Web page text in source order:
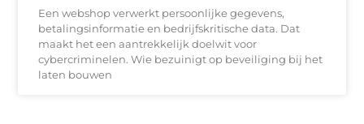
Een webshop verwerkt persoonlijke gegevens,
betalingsinformatie en bedrijfskritische data. Dat
maakt het een aantrekkelijk doelwit voor
cybercriminelen. Wie bezuinigt op beveiliging bij het
laten bouwen